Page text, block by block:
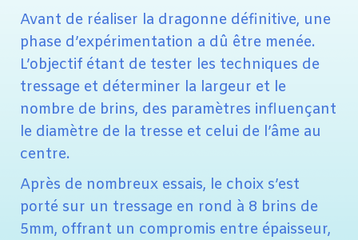
Avant de réaliser la dragonne définitive, une
phase d’expérimentation a dû être menée.
L’objectif étant de tester les techniques de
tressage et déterminer la largeur et le
nombre de brins, des paramètres influençant
le diamètre de la tresse et celui de l’âme au
centre.
Après de nombreux essais, le choix s’est
porté sur un tressage en rond à 8 brins de
5mm, offrant un compromis entre épaisseur,